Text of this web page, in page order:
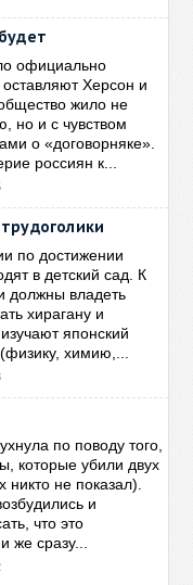
официально
Херсон и
жило не
но и с чувством
о «договорняке».
россиян к...
по достижении
в детский сад. К
должны владеть
хирагану и
японский
химию,...
по поводу того,
которые убили двух
никто не показал).
и
что это
же сразу...